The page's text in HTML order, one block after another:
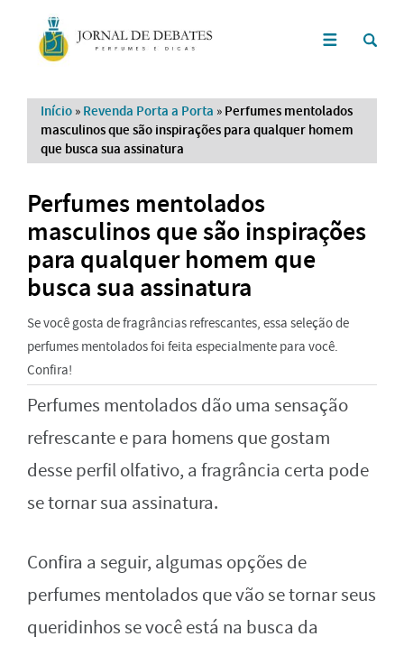
Início » Revenda Porta a Porta » Perfumes mentolados
masculinos que são inspirações para qualquer homem
que busca sua assinatura
Perfumes mentolados
masculinos que são inspirações
para qualquer homem que
busca sua assinatura
Se você gosta de fragrâncias refrescantes, essa seleção de
perfumes mentolados foi feita especialmente para você.
Confira!
Perfumes mentolados dão uma sensação
refrescante e para homens que gostam
desse perfil olfativo, a fragrância certa pode
se tornar sua assinatura.
Confira a seguir, algumas opções de
perfumes mentolados que vão se tornar seus
queridinhos se você está na busca da